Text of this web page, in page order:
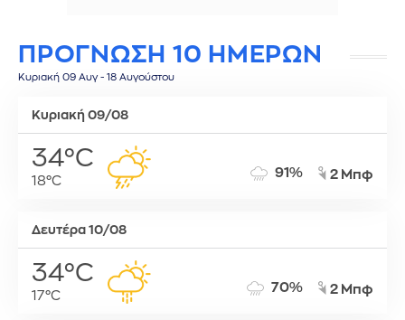
ΠΡΟΓΝΩΣΗ 10 ΗΜΕΡΩΝ
Κυριακή 09 Αυγ - 18 Αυγούστου
Κυριακή 09/08
34°C
18°C
91% 2 Μπφ
Δευτέρα 10/08
34°C
17°C
70% 2 Μπφ